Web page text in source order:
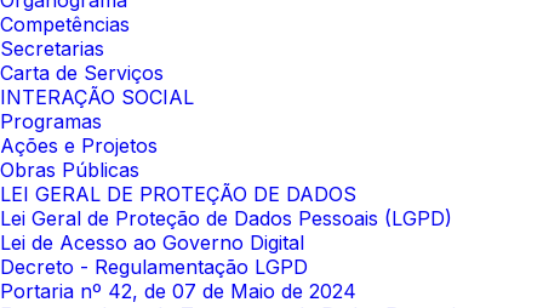
Competências
Secretarias
Carta de Serviços
INTERAÇÃO SOCIAL
Programas
Ações e Projetos
Obras Públicas
LEI GERAL DE PROTEÇÃO DE DADOS
Lei Geral de Proteção de Dados Pessoais (LGPD)
Lei de Acesso ao Governo Digital
Decreto - Regulamentação LGPD
Portaria nº 42, de 07 de Maio de 2024